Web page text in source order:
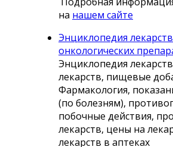
на нашем сайте
Энциклопедия
онкологических
Энциклопедия
лекарств, пищевые
Фармакология,
(по болезням),
побочные действия,
лекарств, цены на
лекарств в аптеках